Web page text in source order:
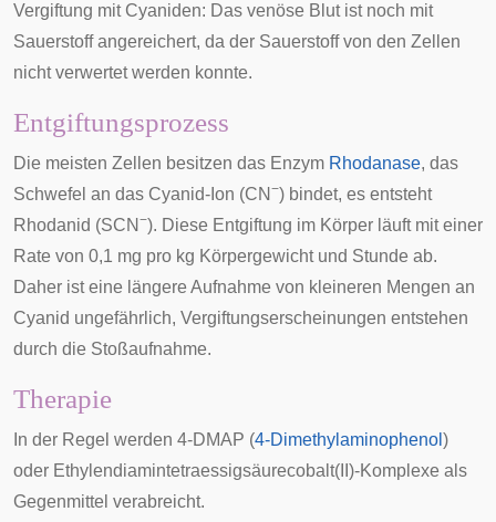
Vergiftung mit Cyaniden: Das venöse Blut ist noch mit
Sauerstoff angereichert, da der Sauerstoff von den Zellen
nicht verwertet werden konnte.
Entgiftungsprozess
Die meisten Zellen besitzen das Enzym Rhodanase, das
Schwefel an das Cyanid-Ion (CN −) bindet, es entsteht
Rhodanid (SCN −). Diese Entgiftung im Körper läuft mit einer
Rate von 0,1 mg pro kg Körpergewicht und Stunde ab.
Daher ist eine längere Aufnahme von kleineren Mengen an
Cyanid ungefährlich, Vergiftungserscheinungen entstehen
durch die Stoßaufnahme.
Therapie
In der Regel werden 4-DMAP (4-Dimethylaminophenol )
oder Ethylendiamintetraessigsäurecobalt(II)-Komplexe als
Gegenmittel verabreicht.